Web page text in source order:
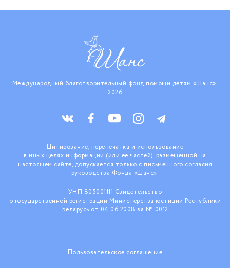
Международный благотворительный фонд помощи детям «Шанс»,
2026
Цитирование, перепечатка и использование
в иных целях информации (или ее частей), размещенной на
настоящем сайте, допускается только с письменного согласия
руководства Фонда «Шанс».
УНП 805001111 Свидетельство
о государственной регистрации Министерства юстиции Республики
Беларусь от 04.06.2008 за № 0012
Пользовательское соглашение